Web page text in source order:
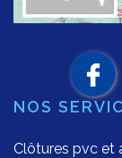
NOS
Clôtures pvc et